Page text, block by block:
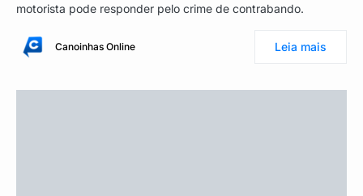
motorista pode responder pelo crime de contrabando.
Canoinhas Online Leia mais